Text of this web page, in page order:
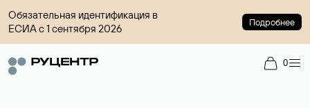
Обязательная идентификация в
ЕСИА с 1 сентября 2026
Подробнее
0